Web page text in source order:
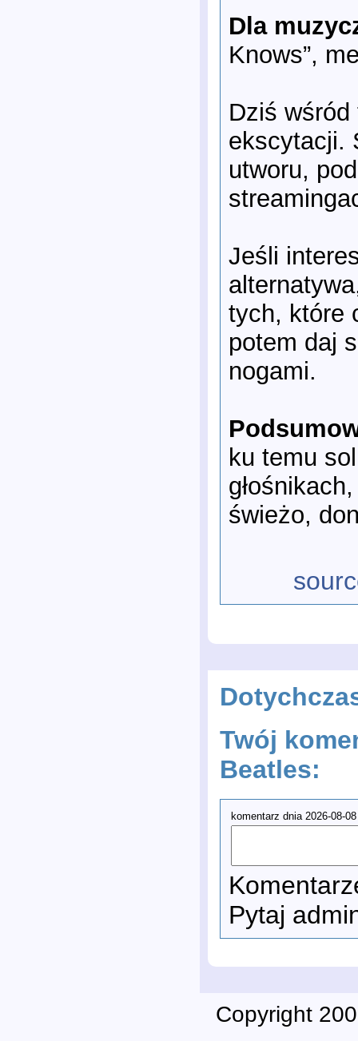
Dla
Knows”,
Dziś
ekscytacji.
utworu,
Jeśli
tych, które
potem daj
nogami.
ku temu
świeżo,
Twój
Beatles:
komentarz dnia 2026-08-
Pytaj
Copyright